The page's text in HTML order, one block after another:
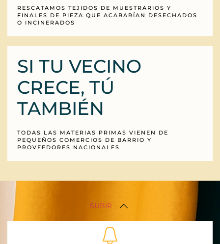
RESCATAMOS TEJIDOS DE MUESTRARIOS Y
FINALES DE PIEZA QUE ACABARÍAN DESECHADOS
O INCINERADOS
SI TU VECINO
CRECE, TÚ
TAMBIÉN
TODAS LAS MATERIAS PRIMAS VIENEN DE
PEQUEÑOS COMERCIOS DE BARRIO Y
PROVEEDORES NACIONALES
SUBIR